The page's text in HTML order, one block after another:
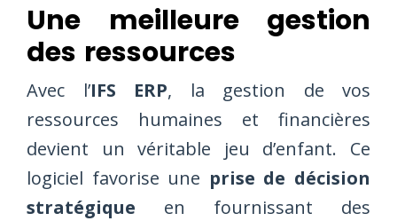
Une meilleure gestion
des ressources
Avec l’IFS ERP, la gestion de vos
ressources humaines et financières
devient un véritable jeu d’enfant. Ce
logiciel favorise une prise de décision
stratégique en fournissant des